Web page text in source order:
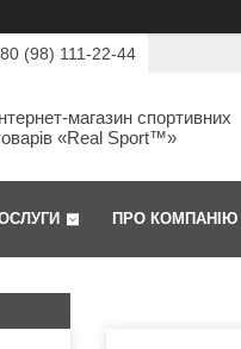
(98) 111-22-44
магазин спортивних
«Real Sport™»
ПРО КОМПАНІЮ